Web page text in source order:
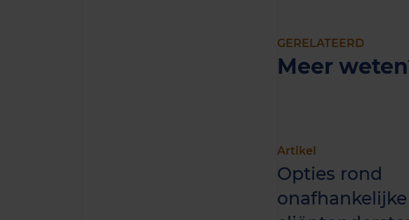
GERELATEERD
Meer
Artikel
Opties rond
onafhankelijke